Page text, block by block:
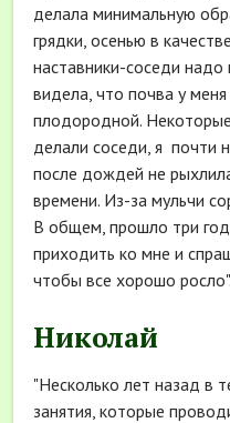
делала минимальную
грядки, осенью в
наставники-соседи
видела, что почва у
плодородной.
делали соседи, я почти
после дождей не
времени. Из-за мульчи
В общем, прошло три
приходить ко мне и
чтобы все хорошо росло".
Николай
"Несколько лет назад в
занятия, которые